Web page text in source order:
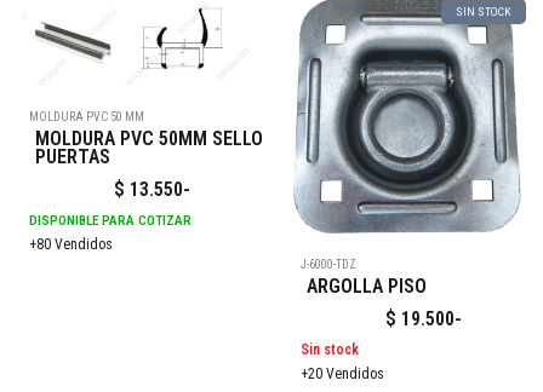
MOLDURA PVC 50 MM
MOLDURA PVC 50MM SELLO
PUERTAS
$ 13.550-
DISPONIBLE PARA COTIZAR
+80 Vendidos
SIN STOCK
J-6000-TDZ
ARGOLLA PISO
$ 19.500-
Sin stock
+20 Vendidos